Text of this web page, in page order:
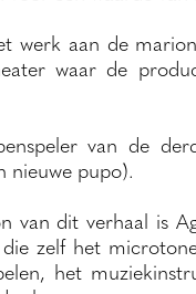
werk aan de
waar de
van de
nieuwe pupo).
van dit verhaal is
die zelf het
het